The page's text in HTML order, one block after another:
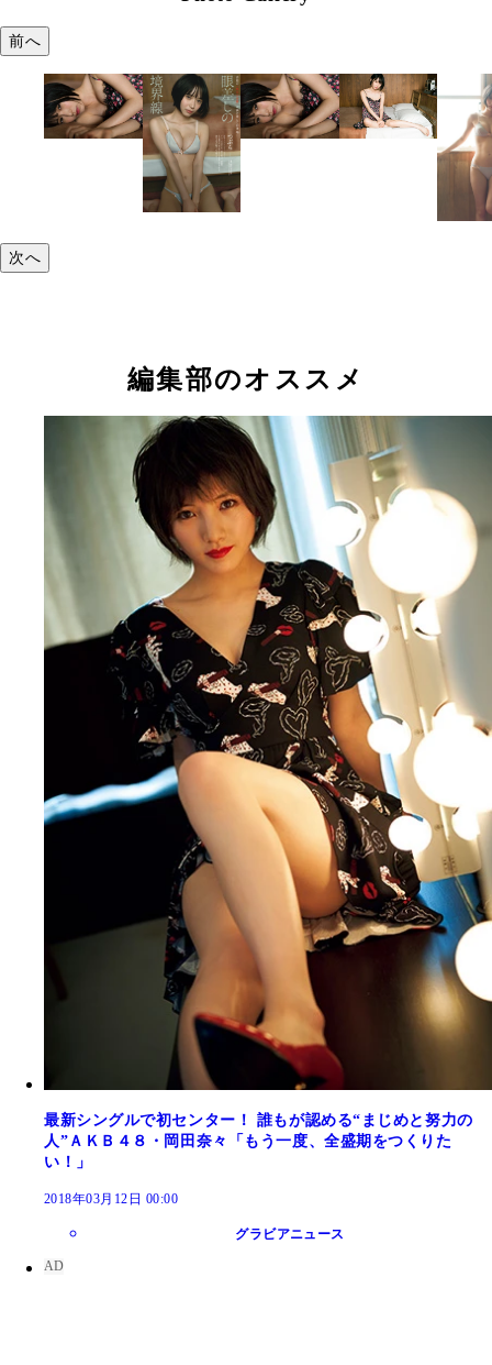
前へ
次へ
編集部のオススメ
最新シングルで初センター！ 誰もが認める“まじめと努力の
人”ＡＫＢ４８・岡田奈々「もう一度、全盛期をつくりた
い！」
2018年03月12日 00:00
グラビアニュース